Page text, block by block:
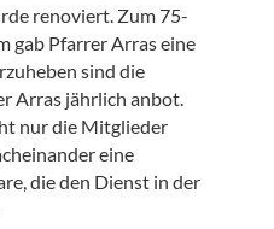
renoviert. Zum 75-
gab Pfarrer Arras eine
sind die
Arras jährlich anbot.
nur die Mitglieder
eine
die den Dienst in der